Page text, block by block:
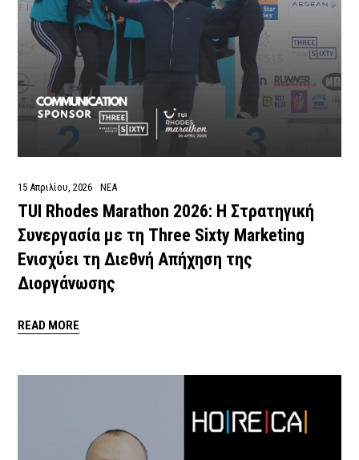
15 Απριλίου, 2026 ΝΕΑ
TUI Rhodes Marathon 2026: Η Στρατηγική
Συνεργασία με τη Three Sixty Marketing
Ενισχύει τη Διεθνή Απήχηση της
Διοργάνωσης
READ MORE